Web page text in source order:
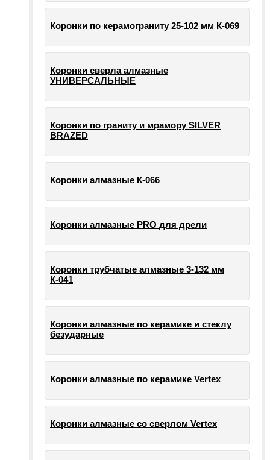
Коронки по керамограниту 25-102 мм К-069
Коронки сверла алмазные
УНИВЕРСАЛЬНЫЕ
Коронки по граниту и мрамору SILVER
BRAZED
Коронки алмазные К-066
Коронки алмазные PRO для дрели
Коронки трубчатые алмазные 3-132 мм
К-041
Коронки алмазные по керамике и стеклу
безударные
Коронки алмазные по керамике Vertex
Коронки алмазные со сверлом Vertex